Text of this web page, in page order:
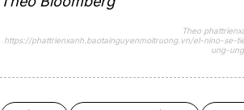
Theo
https://phattrienxanh.baotainguyenmoitruong.vn/el-nino-
ung-